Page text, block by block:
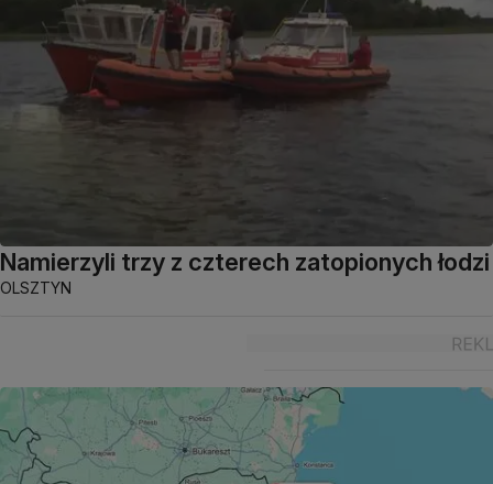
Namierzyli trzy z czterech zatopionych łodzi
OLSZTYN